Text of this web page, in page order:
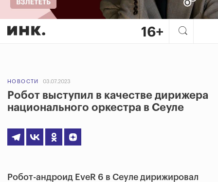
НОВОСТИ 03.07.2023
Робот выступил в качестве дирижера
национального оркестра в Сеуле
Робот-андроид EveR 6 в Сеуле дирижировал